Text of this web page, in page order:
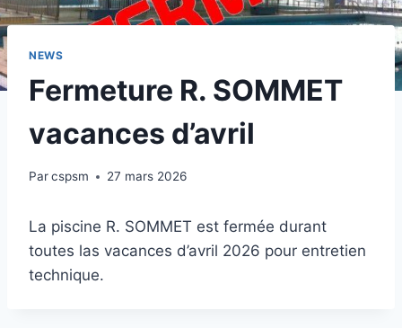
NEWS
Fermeture R. SOMMET
vacances d’avril
Parcspsm 27 mars 2026
La piscine R. SOMMET est fermée durant
toutes las vacances d’avril 2026 pour entretien
technique.